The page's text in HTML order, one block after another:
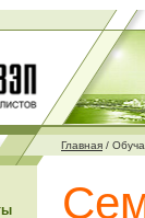
Главная /